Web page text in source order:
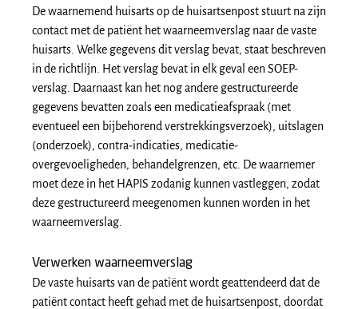
De waarnemend huisarts op de huisartsenpost stuurt na zijn
contact met de patiënt het waarneemverslag naar de vaste
huisarts. Welke gegevens dit verslag bevat, staat beschreven
in de richtlijn. Het verslag bevat in elk geval een SOEP-
verslag. Daarnaast kan het nog andere gestructureerde
gegevens bevatten zoals een medicatieafspraak (met
eventueel een bijbehorend verstrekkingsverzoek), uitslagen
(onderzoek), contra-indicaties, medicatie-
overgevoeligheden, behandelgrenzen, etc. De waarnemer
moet deze in het HAPIS zodanig kunnen vastleggen, zodat
deze gestructureerd meegenomen kunnen worden in het
waarneemverslag.
Verwerken waarneemverslag
De vaste huisarts van de patiënt wordt geattendeerd dat de
patiënt contact heeft gehad met de huisartsenpost, doordat